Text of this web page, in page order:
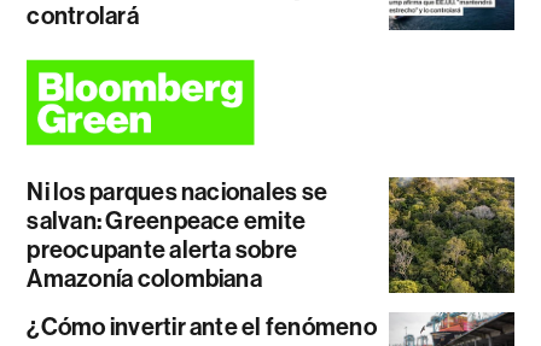
controlará
Ni los parques nacionales se
salvan: Greenpeace emite
preocupante alerta sobre
Amazonía colombiana
¿Cómo invertir ante el fenómeno